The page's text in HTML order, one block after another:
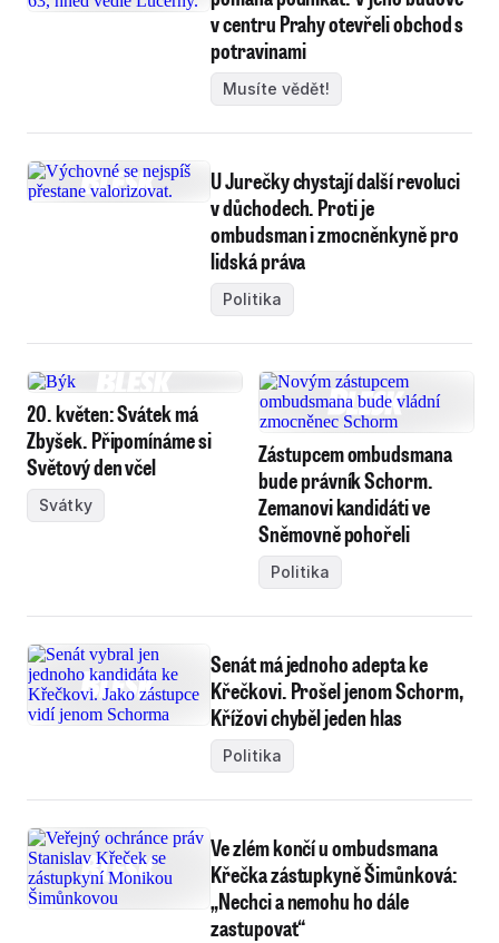
v centru Prahy otevřeli obchod s
potravinami
Musíte vědět!
U Jurečky chystají další revoluci
v důchodech. Proti je
ombudsman i zmocněnkyně pro
lidská práva
Politika
20. květen: Svátek má
Zbyšek. Připomínáme si
Světový den včel
Svátky
Zástupcem ombudsmana
bude právník Schorm.
Zemanovi kandidáti ve
Sněmovně pohořeli
Politika
Senát má jednoho adepta ke
Křečkovi. Prošel jenom Schorm,
Křížovi chyběl jeden hlas
Politika
Ve zlém končí u ombudsmana
Křečka zástupkyně Šimůnková:
„Nechci a nemohu ho dále
zastupovat“